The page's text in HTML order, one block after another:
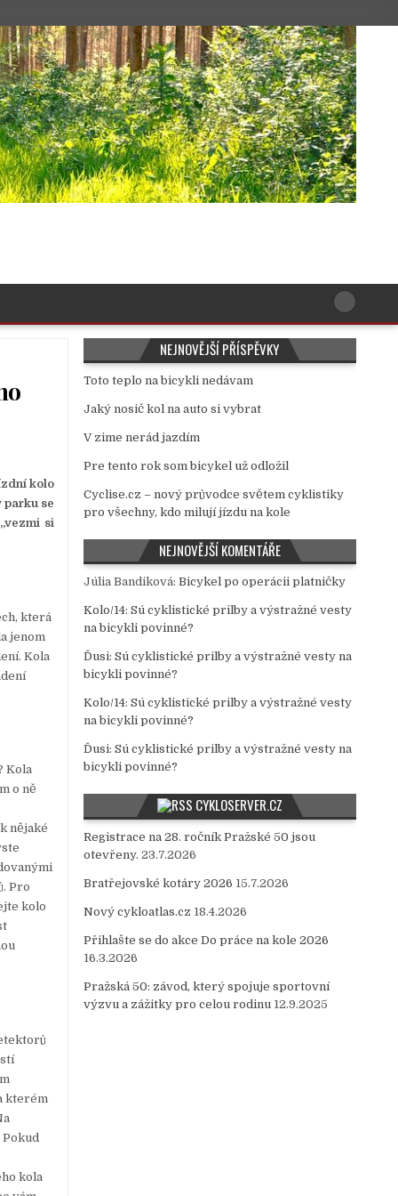
kolo
se
si
která
jenom
Kola
Kola
o ně
nějaké
Pro
kolo
kterém
kola
NEJNOVĚJŠÍ PŘÍSPĚVKY
Toto teplo na bicykli nedávam
Jaký nosič kol na auto si vybrat
V zime nerád jazdím
Pre tento rok som bicykel už odložil
Cyclise.cz – nový průvodce světem cyklistiky
pro všechny, kdo milují jízdu na kole
NEJNOVĚJŠÍ KOMENTÁŘE
Júlia Bandiková: Bicykel po operácii platničky
Kolo/14: Sú cyklistické prilby a výstražné vesty
na bicykli povinné?
Ďusi: Sú cyklistické prilby a výstražné vesty na
bicykli povinné?
Kolo/14: Sú cyklistické prilby a výstražné vesty
na bicykli povinné?
Ďusi: Sú cyklistické prilby a výstražné vesty na
bicykli povinné?
CYKLOSERVER.CZ
Registrace na 28. ročník Pražské 50 jsou
otevřeny. 23.7.2026
Bratřejovské kotáry 2026 15.7.2026
Nový cykloatlas.cz 18.4.2026
Přihlašte se do akce Do práce na kole 2026
16.3.2026
Pražská 50: závod, který spojuje sportovní
výzvu a zážitky pro celou rodinu 12.9.2025